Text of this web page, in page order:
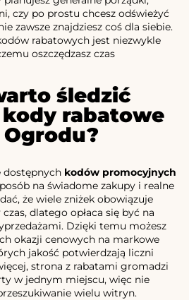
czy po prostu chcesz odświeżyć
zawsze znajdziesz coś dla siebie.
rabatowych jest niezwykle
oszczędzasz czas
śledzić
rabatowe
dostępnych kodów promocyjnych
na świadome zakupy i realne
że wiele zniżek obowiązuje
dlatego opłaca się być na
Dzięki temu możesz
okazji cenowych na markowe
jakość potwierdzają liczni
strona z rabatami gromadzi
w jednym miejscu, więc nie
wielu witryn.